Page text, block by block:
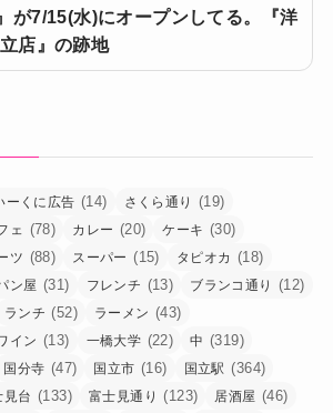
が7/15(水)にオープンしてる。『洋
店』の跡地
ーくに広告 (14) さくら通り (19)
ェ (78) カレー (20) ケーキ (30)
ツ (88) スーパー (15) タピオカ (18)
ン屋 (31) フレンチ (13) ブランコ通り (12)
ランチ (52) ラーメン (43)
イン (13) 一橋大学 (22) 中 (319)
国分寺 (47) 国立市 (16) 国立駅 (364)
見台 (133) 富士見通り (123) 居酒屋 (46)